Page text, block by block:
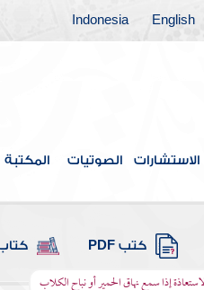
English
Indonesia
الاستشارات الصوتيات المكتبة
كتب PDF
إذا سمع نهاق الحمير أو نباح الكلاب